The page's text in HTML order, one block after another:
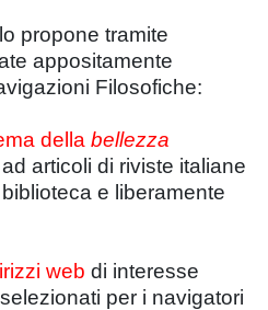
propone tramite
appositamente
Filosofiche:
della bellezza
articoli di riviste italiane
e liberamente
web di interesse
per i navigatori